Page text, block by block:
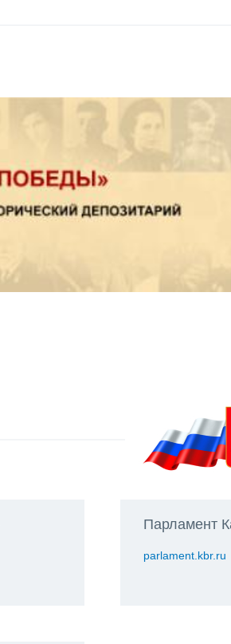
Парламент
parlament.kbr.ru